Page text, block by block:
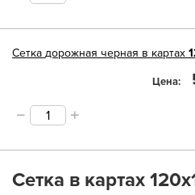
Сетка дорожная черная в картах
Цена
Сетка в картах